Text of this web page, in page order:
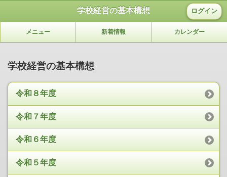
学校経営の基本構想 ログイン
メニュー 新着情報 カレンダー
学校経営の基本構想
令和８年度
令和７年度
令和６年度
令和５年度